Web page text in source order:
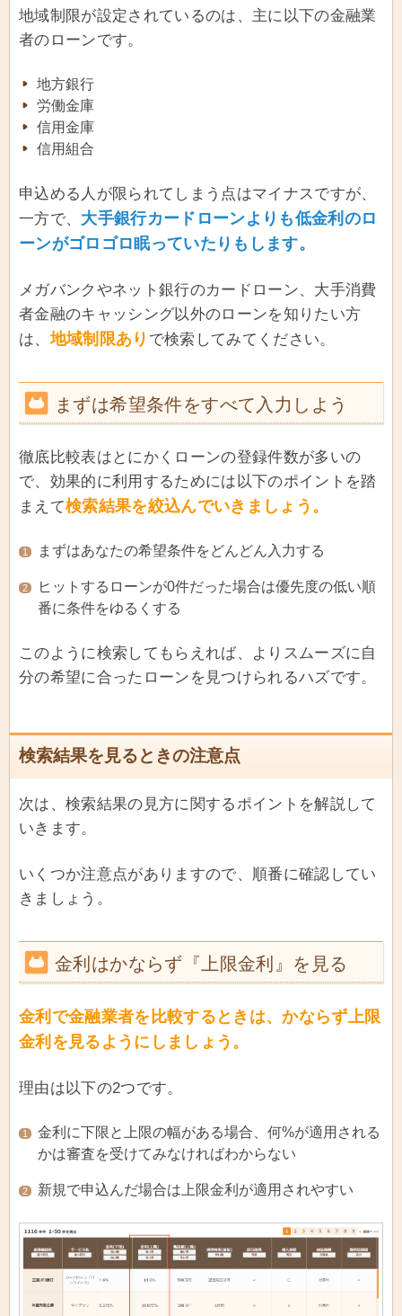
地域制限が設定されているのは、主に以下の金融業
者のローンです。
地方銀行
労働金庫
信用金庫
信用組合
申込める人が限られてしまう点はマイナスですが、
一方で、 大手銀行カードローンよりも低金利のロ
ーンがゴロゴロ眠っていたりもします。
メガバンクやネット銀行のカードローン、大手消費
者金融のキャッシング以外のローンを知りたい方
は、地域制限あり で検索してみてください。
まずは希望条件をすべて入力しよう
徹底比較表はとにかくローンの登録件数が多いの
で、効果的に利用するためには以下のポイントを踏
まえて検索結果を絞込んでいきましょう。
1 まずはあなたの希望条件をどんどん入力する
2
ヒットするローンが0件だった場合は優先度の低い順
番に条件をゆるくする
このように検索してもらえれば、よりスムーズに自
分の希望に合ったローンを見つけられるハズです。
検索結果を見るときの注意点
次は、検索結果の見方に関するポイントを解説して
いきます。
いくつか注意点がありますので、順番に確認してい
きましょう。
金利はかならず『上限金利』を見る
金利で金融業者を比較するときは、かならず上限
金利を見るようにしましょう。
理由は以下の2つです。
1
金利に下限と上限の幅がある場合、何%が適用される
かは審査を受けてみなければわからない
2 新規で申込んだ場合は上限金利が適用されやすい